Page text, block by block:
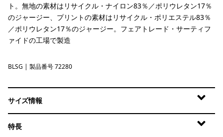
ト。無地の素材はリサイクル・ナイロン83％／ポリウレタン17％
のジャージー、プリントの素材はリサイクル・ポリエステル83％
／ポリウレタン17％のジャージー。フェアトレード・サーティフ
ァイドの工場で製造
Blue Sage
BLSG | 製品番号 72280
サイズ情報
特長